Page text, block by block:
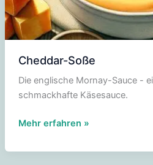
Cheddar-Soße
Die englische Mornay-Sauce -
schmackhafte Käsesauce.
Cheddar-
Mehr erfahren »